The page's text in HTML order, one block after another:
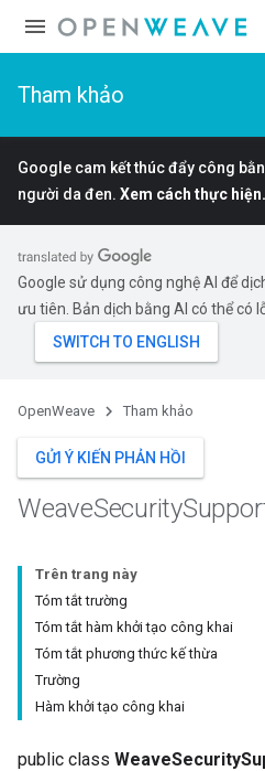
Tham khảo
Google cam kết thúc đẩy công
người da đen. Xem cách thực hiện.
Google sử dụng công nghệ AI để
ưu tiên. Bản dịch bằng AI có thể có
OpenWeave Tham khảo
GỬI Ý KIẾN PHẢN HỒI
WeaveSecurity
Trên trang này
Tóm tắt trường
Tóm tắt hàm khởi tạo công khai
Tóm tắt phương thức kế thừa
Trường
Hàm khởi tạo công khai
public class